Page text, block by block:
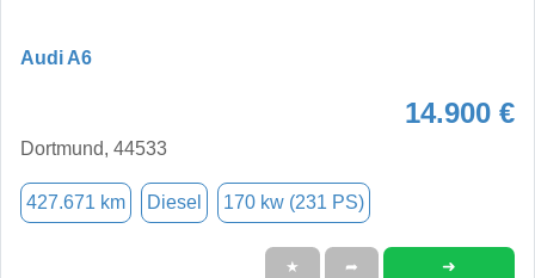
Audi A6
14.900 €
Dortmund, 44533
427.671 km Diesel 170 kw (231 PS)
★ ➦ ➜